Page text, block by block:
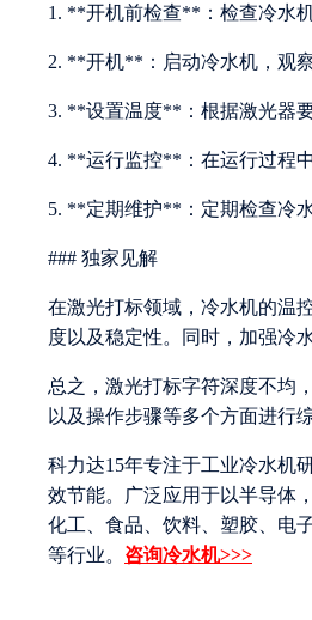
1. **开机前检查**：检查冷水
2. **开机**：启动冷水机，观
3. **设置温度**：根据激光器
4. **运行监控**：在运行过程
5. **定期维护**：定期检查冷
### 独家见解
在激光打标领域，冷水机的温
度以及稳定性。同时，加强冷
总之，激光打标字符深度不均
以及操作步骤等多个方面进行
科力达15年专注于工业冷水机
效节能。广泛应用于以半导体
化工、食品、饮料、塑胶、电
等行业。 咨询冷水机>>>